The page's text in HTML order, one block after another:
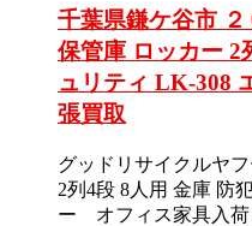
千葉県鎌ケ谷市
保管庫 ロッカー 2
ュリティ LK-308
張買取
グッドリサイクルヤ
2列4段 8人用 金庫 防
ー オフィス家具入荷